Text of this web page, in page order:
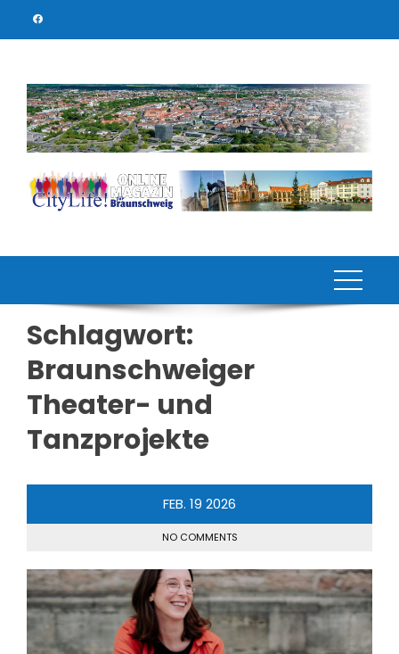
Schlagwort:
Braunschweiger
Theater- und
Tanzprojekte
FEB. 19 2026
NO COMMENTS